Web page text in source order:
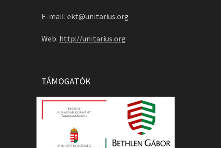
E-mail: ekt@unitarius.org
Web: http://unitarius.org
TÁMOGATÓK